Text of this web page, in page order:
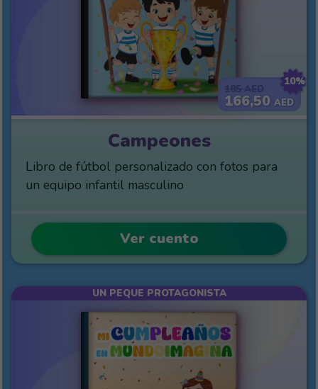
10%
166,50AED
Campeones
Libro de fútbol personalizado con fotos para
un equipo infantil masculino
Ver cuento
UN PEQUE PROTAGONISTA